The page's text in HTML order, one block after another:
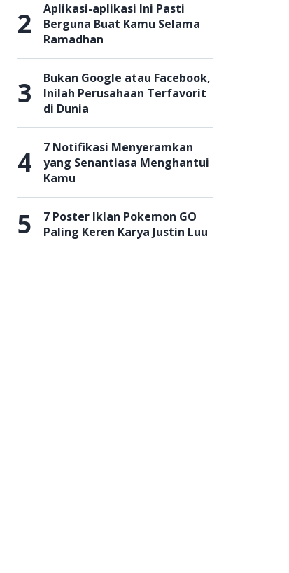
2
Aplikasi-aplikasi Ini Pasti
Berguna Buat Kamu Selama
Ramadhan
3
Bukan Google atau Facebook,
Inilah Perusahaan Terfavorit
di Dunia
4
7 Notifikasi Menyeramkan
yang Senantiasa Menghantui
Kamu
5
7 Poster Iklan Pokemon GO
Paling Keren Karya Justin Luu